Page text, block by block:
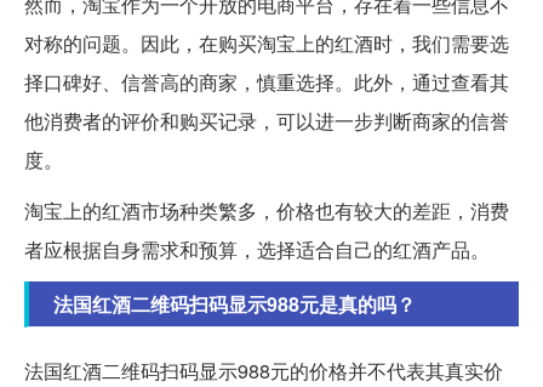
对称的问题。因此，在购买淘宝上的红酒时，我们需要选
择口碑好、信誉高的商家，慎重选择。此外，通过查看其
他消费者的评价和购买记录，可以进一步判断商家的信誉
度。
淘宝上的红酒市场种类繁多，价格也有较大的差距，消费
者应根据自身需求和预算，选择适合自己的红酒产品。
法国红酒二维码扫码显示988元是真的吗？
法国红酒二维码扫码显示988元的价格并不代表其真实价